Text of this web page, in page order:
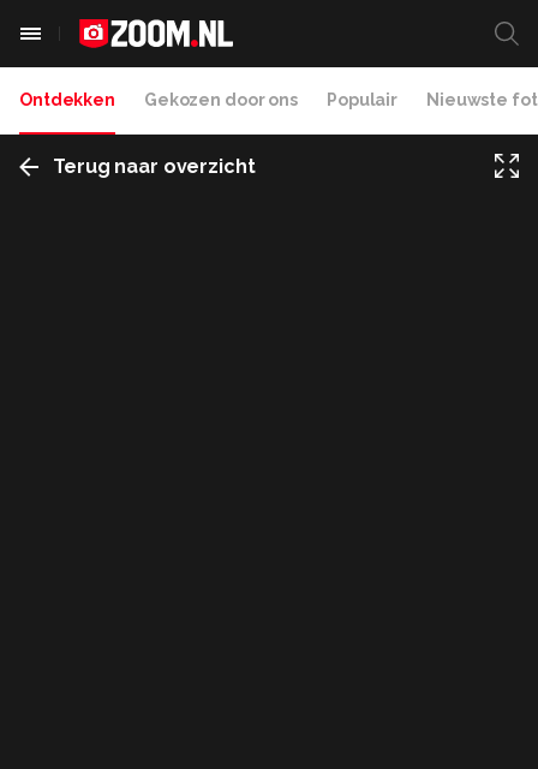
Ontdekken Gekozen door ons Populair Nieuwste
Terug naar overzicht